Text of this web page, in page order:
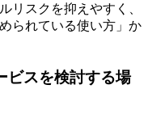
リスクを抑えやすく、
られている使い方」か
ビスを検討する場